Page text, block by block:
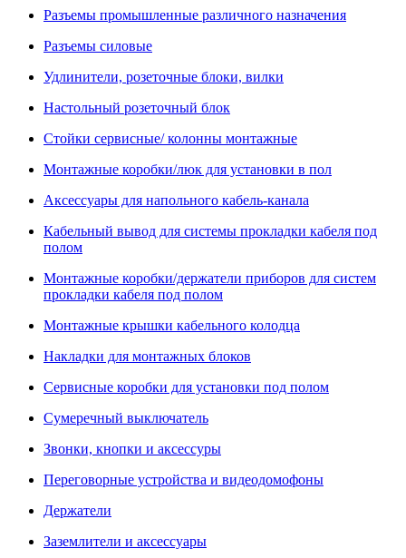
Разъемы промышленные различного назначения
Разъемы силовые
Удлинители, розеточные блоки, вилки
Настольный розеточный блок
Стойки сервисные/ колонны монтажные
Монтажные коробки/люк для установки в пол
Аксессуары для напольного кабель-канала
Кабельный вывод для системы прокладки кабеля под
полом
Монтажные коробки/держатели приборов для систем
прокладки кабеля под полом
Монтажные крышки кабельного колодца
Накладки для монтажных блоков
Сервисные коробки для установки под полом
Сумеречный выключатель
Звонки, кнопки и аксессуры
Переговорные устройства и видеодомофоны
Держатели
Заземлители и аксессуары